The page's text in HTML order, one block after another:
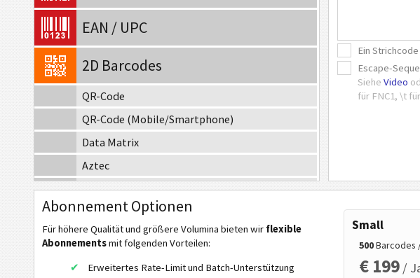
EAN / UPC
2D Barcodes
QR-Code
QR-Code (Mobile/Smartphone)
Data Matrix
Aztec
Codablock-F
MaxiCode
MicroPDF417
Ein
Escape-
Siehe Video
für FNC1, \t
Abonnement Optionen
Für höhere Qualität und größere Volumina bieten wir flexible
Abonnementsmit folgenden Vorteilen:
Erweitertes Rate-Limit und Batch-Unterstützung
Small
500Barcodes
€ 199/